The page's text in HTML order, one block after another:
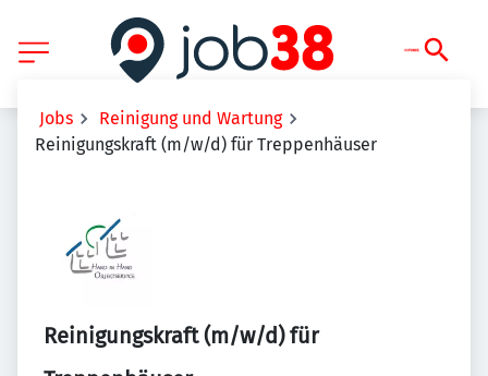
Jobs
Reinigung und Wartung
Reinigungskraft (m/w/d) für Treppenhäuser
Reinigungskraft (m/w/d) für